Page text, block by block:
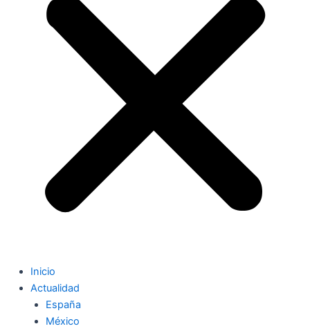
Inicio
Actualidad
España
México